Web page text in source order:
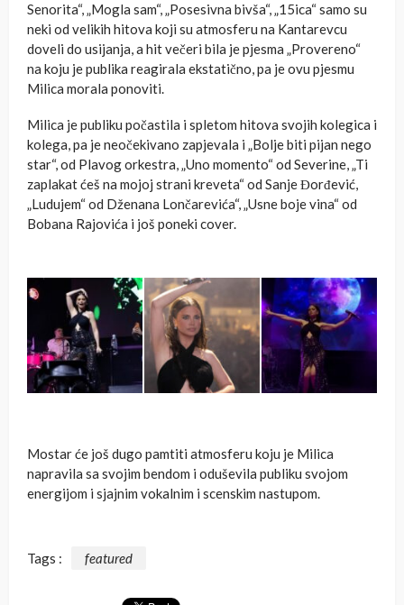
Senorita“, „Mogla sam“, „Posesivna bivša“, „15ica“ samo su
neki od velikih hitova koji su atmosferu na Kantarevcu
doveli do usijanja, a hit večeri bila je pjesma „Provereno“
na koju je publika reagirala ekstatično, pa je ovu pjesmu
Milica morala ponoviti.
Milica je publiku počastila i spletom hitova svojih kolegica i
kolega, pa je neočekivano zapjevala i „Bolje biti pijan nego
star“, od Plavog orkestra, „Uno momento“ od Severine, „Ti
zaplakat ćeš na mojoj strani kreveta“ od Sanje Đorđević,
„Ludujem“ od Dženana Lončarevića“, „Usne boje vina“ od
Bobana Rajovića i još poneki cover.
Mostar će još dugo pamtiti atmosferu koju je Milica
napravila sa svojim bendom i oduševila publiku svojom
energijom i sjajnim vokalnim i scenskim nastupom.
Tags : featured